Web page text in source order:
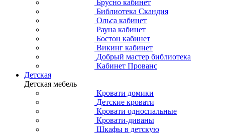
Брусно кабинет
Библиотека Скандия
Ольса кабинет
Рауна кабинет
Бостон кабинет
Викинг кабинет
Добрый мастер библиотека
Кабинет Прованс
Детская
Детская мебель
Кровати домики
Детские кровати
Кровати односпальные
Кровати-диваны
Шкафы в детскую